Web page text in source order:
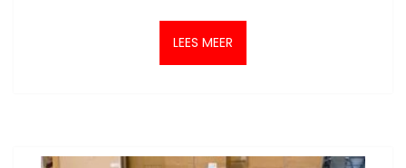
was:
€3,299.00.
LEES MEER